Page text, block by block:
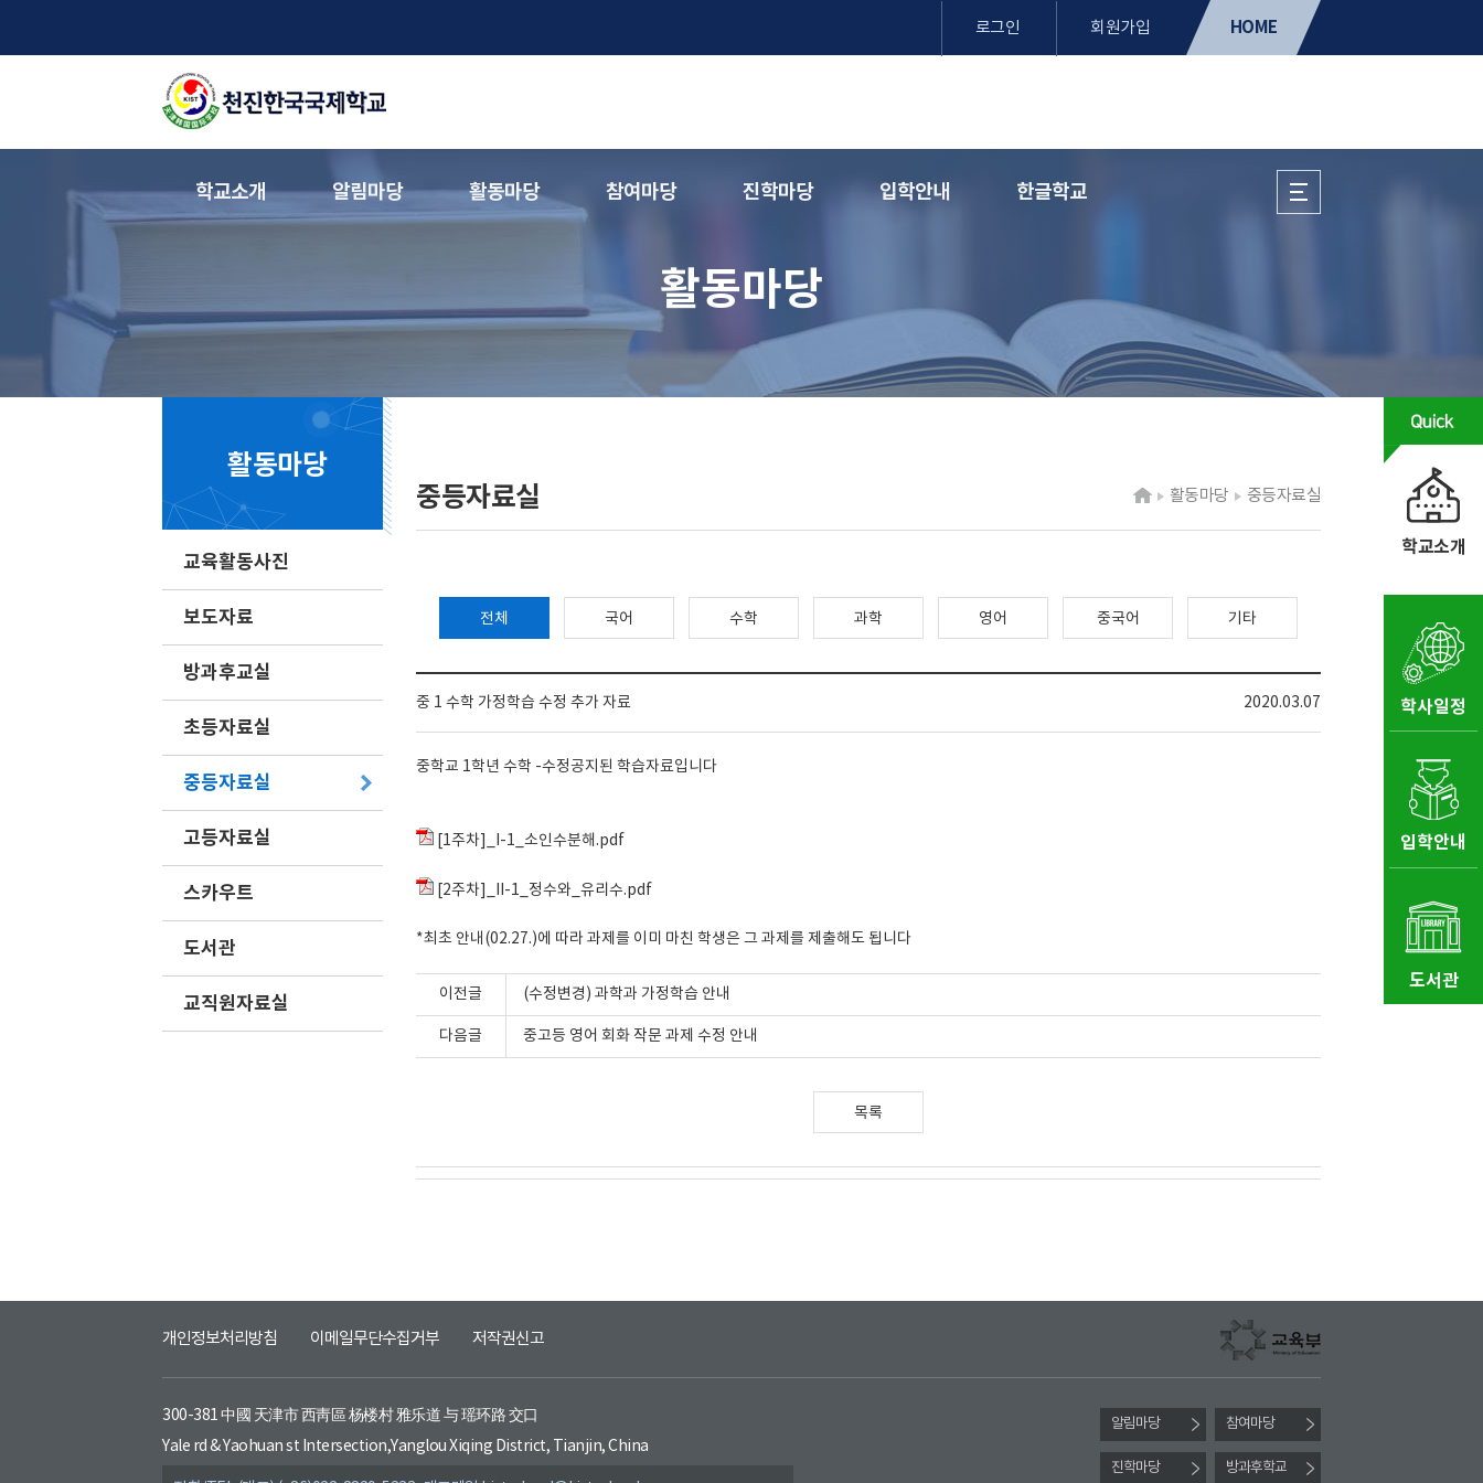
로그인 회원가입 HOME
학교소개 알림마당 활동마당 참여마당 진학마당 입학안내 한글학교
활동마당
활동마당
교육활동사진
보도자료
방과후교실
초등자료실
중등자료실
고등자료실
스카우트
도서관
교직원자료실
중등자료실 활동마당 중등자료실
전체 국어 수학 과학 영어 중국어 기타
중 1 수학 가정학습 수정 추가 자료 2020.03.07
중학교 1학년 수학 -수정공지된 학습자료입니다
[1주차]_I-1_소인수분해.pdf
[2주차]_II-1_정수와_유리수.pdf
*최초 안내(02.27.)에 따라 과제를 이미 마친 학생은 그 과제를 제출해도 됩니다
이전글 (수정변경) 과학과 가정학습 안내
다음글 중고등 영어 회화 작문 과제 수정 안내
목록
학교소개
학사일정
입학안내
도서관
개인정보처리방침 이메일무단수집거부 저작권신고
300-381 中國 天津市 西靑區 杨楼村 雅乐道 与 瑶环路 交口
Yale rd & Yaohuan st Intersection,Yanglou Xiqing District, Tianjin, China
알림마당 참여마당
진학마당 방과후학교